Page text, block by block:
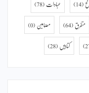
(14) عبادات (78)
متفرق (64) مضامین (0)
کتابیں (28)